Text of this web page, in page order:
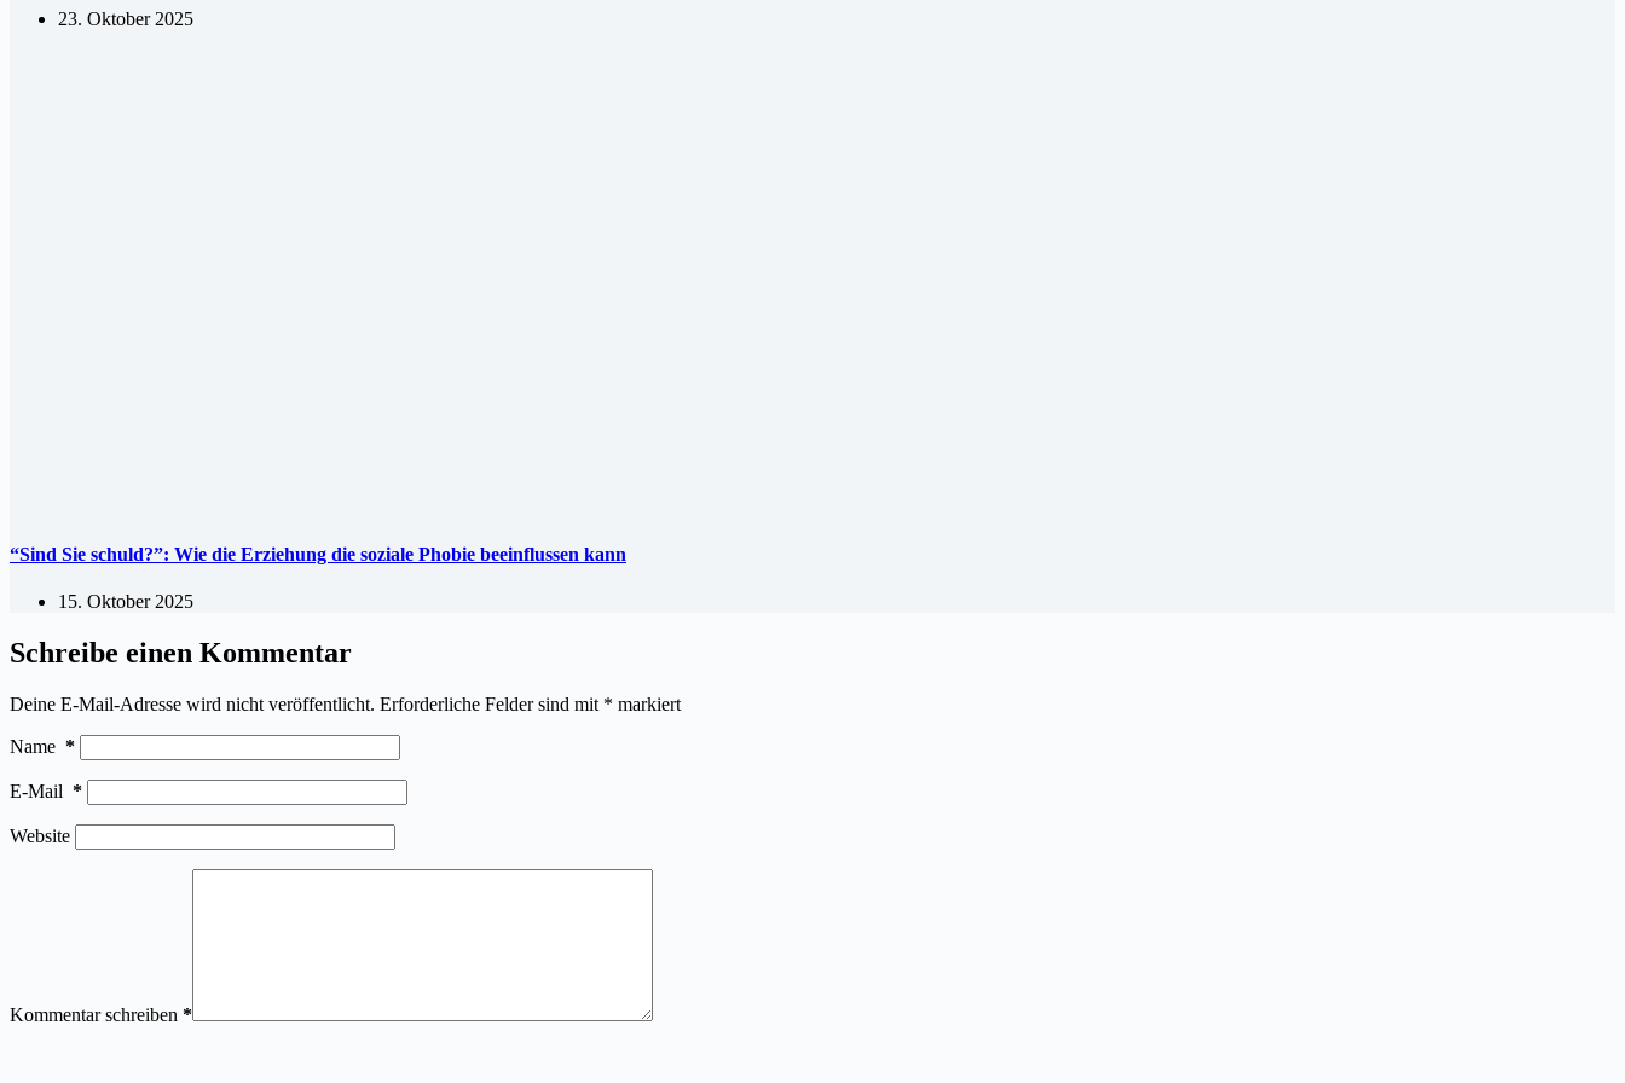
23. Oktober 2025
“Sind Sie schuld?”: Wie die Erziehung die soziale Phobie beeinflussen kann
15. Oktober 2025
Schreibe einen Kommentar
Deine E-Mail-Adresse wird nicht veröffentlicht. Erforderliche Felder sind mit * markiert
Name *
E-Mail *
Website
Kommentar schreiben *